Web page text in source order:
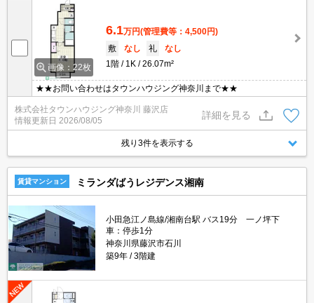
画像：22枚
6.1万円(管理費等：4,500円)
敷
なし 礼
なし
1階
1K 26.07m²
★★お問い合わせはタウンハウジング神奈川まで★★
株式会社タウンハウジング神奈川 藤沢店
情報更新日 2026/08/05
詳細を見る
残り3件を表示する
賃貸マンション ミランダばうレジデンス湘南
小田急江ノ島線/湘南台駅 バス19分 一ノ坪下
車：停歩1分
神奈川県藤沢市石川
築9年
3階建